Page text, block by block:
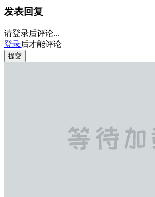
发表回复
请登录后评论...
登录后才能评论
提交